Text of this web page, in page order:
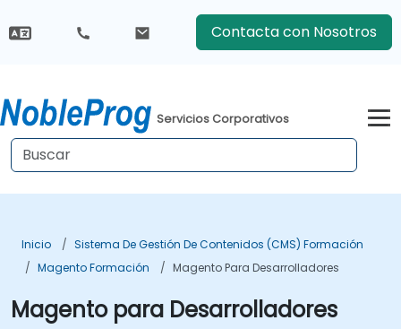
Contacta con Nosotros
Servicios Corporativos
Inicio
Sistema De Gestión De Contenidos (CMS) Formación
Magento Formación
Magento Para Desarrolladores
Magento para Desarrolladores